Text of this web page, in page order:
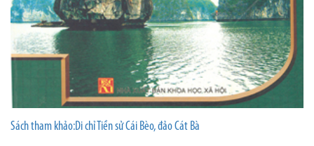
Sách tham khảo:Di chỉ Tiền sử Cái Bèo, đảo Cát Bà